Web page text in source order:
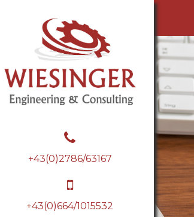
+43(0)2786/63167
+43(0)664/1015532
JOBS&KARRIERE